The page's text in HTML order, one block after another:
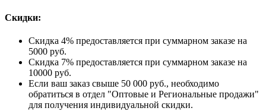
Скидки:
Скидка 4% предоставляется при суммарном заказе на
5000 руб.
Скидка 7% предоставляется при суммарном заказе на
10000 руб.
Если ваш заказ свыше 50 000 руб., необходимо
обратиться в отдел "Оптовые и Региональные продажи"
для получения индивидуальной скидки.